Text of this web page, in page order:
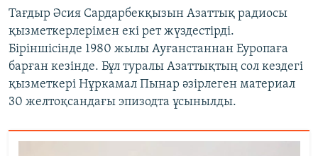
Тағдыр Әсия Сардарбекқызын Азаттық радиосы
қызметкерлерімен екі рет жүздестірді.
Біріншісінде 1980 жылы Ауғанстаннан Еуропаға
барған кезінде. Бұл туралы Азаттықтың сол кездегі
қызметкері Нұркамал Пынар әзірлеген материал
30 желтоқсандағы эпизодта ұсынылды.